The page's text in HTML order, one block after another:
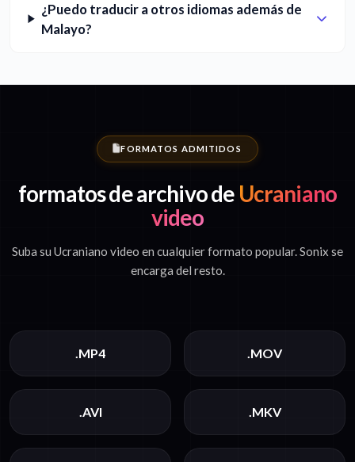
¿Puedo traducir a otros idiomas además de
Malayo?
FORMATOS ADMITIDOS
formatos de archivo de Ucraniano
video
Suba su Ucraniano video en cualquier formato popular. Sonix se
encarga del resto.
.MP4 .MOV
.AVI .MKV